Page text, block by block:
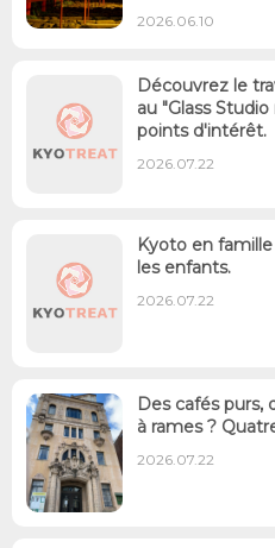
2026.06.10
Découvrez le
au "Glass
points d'intérêt.
2026.07.22
Kyoto en
les enfants.
2026.07.22
Des cafés purs,
à rames ?
2026.07.22